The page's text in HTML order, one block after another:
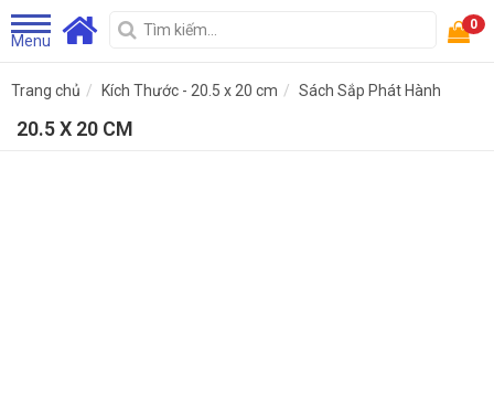
Menu
0
Trang chủ Kích Thước - 20.5 x 20 cm Sách Sắp Phát Hành
20.5 X 20 CM